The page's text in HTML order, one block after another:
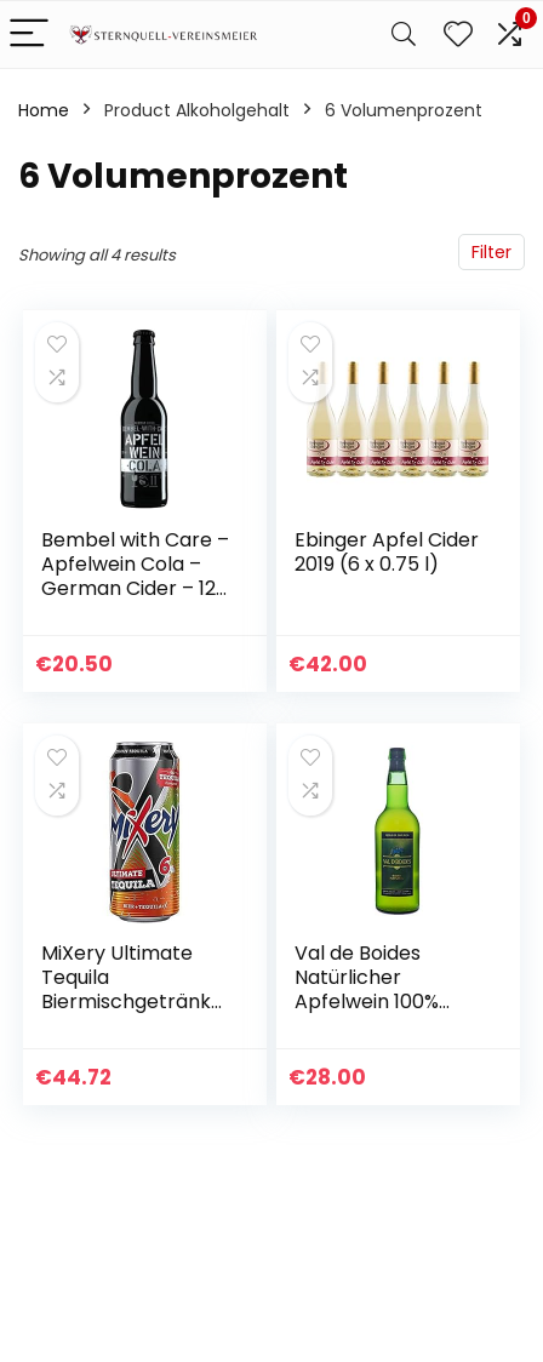
0
Home Product Alkoholgehalt ‎6 Volumenprozent
‎6 Volumenprozent
Filter
Showing all 4 results
Bembel with Care –
Apfelwein Cola –
German Cider – 12
€20.50
Ebinger Apfel Cider
2019 (6 x 0.75 l)
€42.00
MiXery Ultimate
Tequila
Biermischgetränk
€44.72
Val de Boides
Natürlicher
Apfelwein 100%
– 6 x 70 cl – Llagar
€28.00